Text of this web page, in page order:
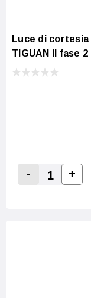
Luce di cortesia
TIGUAN II fase
Decrease
- +